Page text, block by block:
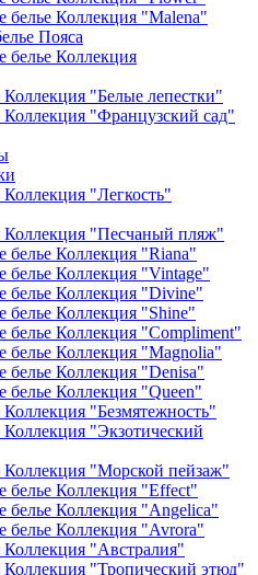
белье Коллекция "Malena"
Пояса
белье Коллекция
"Белые лепестки"
"Французский сад"
"Легкость"
"Песчаный пляж"
белье Коллекция "Riana"
белье Коллекция "Vintage"
белье Коллекция "Divine"
белье Коллекция "Shine"
белье Коллекция "Compliment"
белье Коллекция "Magnolia"
белье Коллекция "Denisa"
белье Коллекция "Queen"
"Безмятежность"
"Экзотический
"Морской пейзаж"
белье Коллекция "Effect"
белье Коллекция "Angelica"
белье Коллекция "Avrora"
"Австралия"
"Тропический этюд"